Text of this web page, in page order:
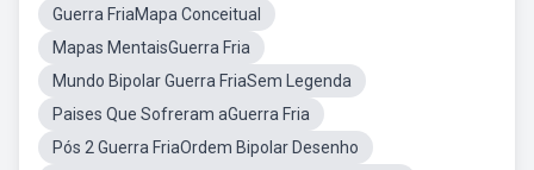
Guerra FriaMapa Conceitual
Mapas MentaisGuerra Fria
Mundo Bipolar Guerra FriaSem Legenda
Paises Que Sofreram aGuerra Fria
Pós 2 Guerra FriaOrdem Bipolar Desenho